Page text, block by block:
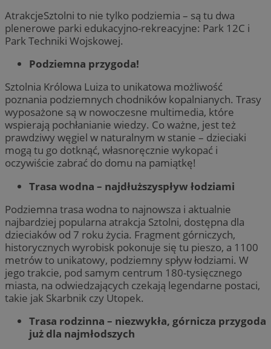
AtrakcjeSztolni to nie tylko podziemia – są tu dwa
plenerowe parki edukacyjno-rekreacyjne: Park 12C i
Park Techniki Wojskowej.
Podziemna przygoda!
Sztolnia Królowa Luiza to unikatowa możliwość
poznania podziemnych chodników kopalnianych. Trasy
wyposażone są w nowoczesne multimedia, które
wspierają pochłanianie wiedzy. Co ważne, jest też
prawdziwy węgiel w naturalnym w stanie – dzieciaki
mogą tu go dotknąć, własnoręcznie wykopać i
oczywiście zabrać do domu na pamiątkę!
Trasa wodna – najdłuższyspływ łodziami
Podziemna trasa wodna to najnowsza i aktualnie
najbardziej popularna atrakcja Sztolni, dostępna dla
dzieciaków od 7 roku życia. Fragment górniczych,
historycznych wyrobisk pokonuje się tu pieszo, a 1100
metrów to unikatowy, podziemny spływ łodziami. W
jego trakcie, pod samym centrum 180-tysięcznego
miasta, na odwiedzających czekają legendarne postaci,
takie jak Skarbnik czy Utopek.
Trasa rodzinna – niezwykła, górnicza przygoda
już dla najmłodszych